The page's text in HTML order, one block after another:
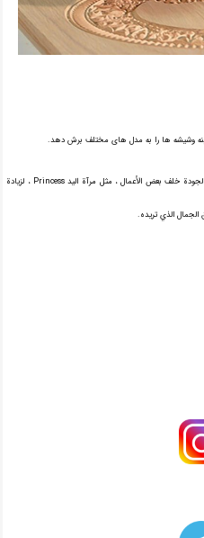
بهذه الإمكانية ، تمكنا من تثبيت طبقة خفيفة ولكن عالية الجودة خلف بعض الأعمال ، مثل مرآة اليد Princess ، لزيادة
الجمال الذي تريده.